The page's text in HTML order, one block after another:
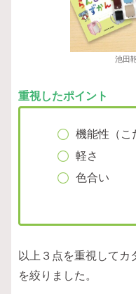
池田
重視したポイント
機能性（こ
軽さ
色合い
以上３点を重視してカ
を絞りました。